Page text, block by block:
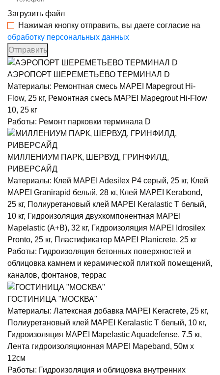
Загрузить файл
Нажимая кнопку отправить, вы даете согласие на
обработку персональных данных
Отправить
АЭРОПОРТ ШЕРЕМЕТЬЕВО ТЕРМИНАЛ D
Материалы: Ремонтная смесь MAPEI Mapegrout Hi-
Flow, 25 кг, Ремонтная смесь MAPEI Mapegrout Hi-Flow
10, 25 кг
Работы: Ремонт парковки терминала D
МИЛЛЕНИУМ ПАРК, ШЕРВУД, ГРИНФИЛД,
РИВЕРСАЙД
Материалы: Клей MAPEI Adesilex P4 серый, 25 кг, Клей
MAPEI Granirapid белый, 28 кг, Клей MAPEI Kerabond,
25 кг, Полиуретановый клей MAPEI Keralastic T белый,
10 кг, Гидроизоляция двухкомпонентная MAPEI
Mapelastic (А+B), 32 кг, Гидроизоляция MAPEI Idrosilex
Pronto, 25 кг, Пластификатор MAPEI Planicrete, 25 кг
Работы: Гидроизоляция бетонных поверхностей и
облицовка камнем и керамической плиткой помещений,
каналов, фонтанов, террас
ГОСТИНИЦА "МОСКВА"
Материалы: Латексная добавка MAPEI Keracrete, 25 кг,
Полиуретановый клей MAPEI Keralastic T белый, 10 кг,
Гидроизоляция MAPEI Mapelastic Aquadefense, 7.5 кг,
Лента гидроизоляционная MAPEI Mapeband, 50м x
12см
Работы: Гидроизоляция и облицовка внутренних